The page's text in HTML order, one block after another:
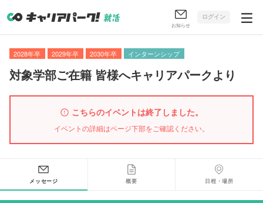
お知らせ
ログイン
2028年卒 2029年卒 2030年卒 インターンシップ
対象学部ご在籍 皆様へキャリアパークより
こちらのイベントは終了しました。
イベントの詳細はページ下部をご確認ください。
メッセージ 概要 日程・場所